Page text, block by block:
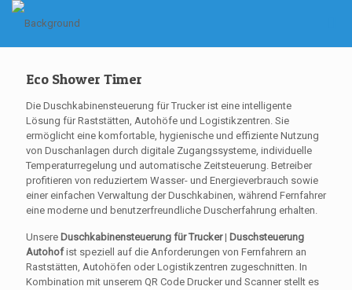
Eco Shower Timer
Die Duschkabinensteuerung für Trucker ist eine intelligente
Lösung für Raststätten, Autohöfe und Logistikzentren. Sie
ermöglicht eine komfortable, hygienische und effiziente Nutzung
von Duschanlagen durch digitale Zugangssysteme, individuelle
Temperaturregelung und automatische Zeitsteuerung. Betreiber
profitieren von reduziertem Wasser- und Energieverbrauch sowie
einer einfachen Verwaltung der Duschkabinen, während Fernfahrer
eine moderne und benutzerfreundliche Duscherfahrung erhalten.
Unsere Duschkabinensteuerung für Trucker| Duschsteuerung
Autohofist speziell auf die Anforderungen von Fernfahrern an
Raststätten, Autohöfen oder Logistikzentren zugeschnitten. In
Kombination mit unserem QR Code Drucker und Scanner stellt es